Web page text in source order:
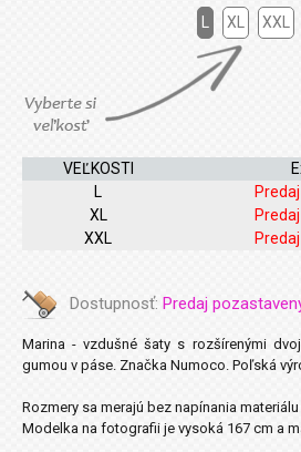
XL XXL
VEĽKOSTI
L
XL
XXL
Dostupnosť: Predaj
Marina - vzdušné šaty s rozšírenými
gumou v páse. Značka Numoco. Poľská
Rozmery sa merajú bez napínania
Modelka na fotografii je vysoká 167 cm a